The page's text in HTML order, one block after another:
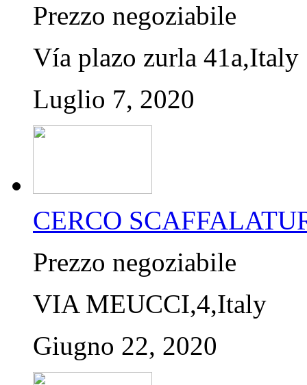
Prezzo negoziabile
Vía plazo zurla 41a,Italy
Luglio 7, 2020
CERCO
Prezzo negoziabile
VIA MEUCCI,4,Italy
Giugno 22, 2020